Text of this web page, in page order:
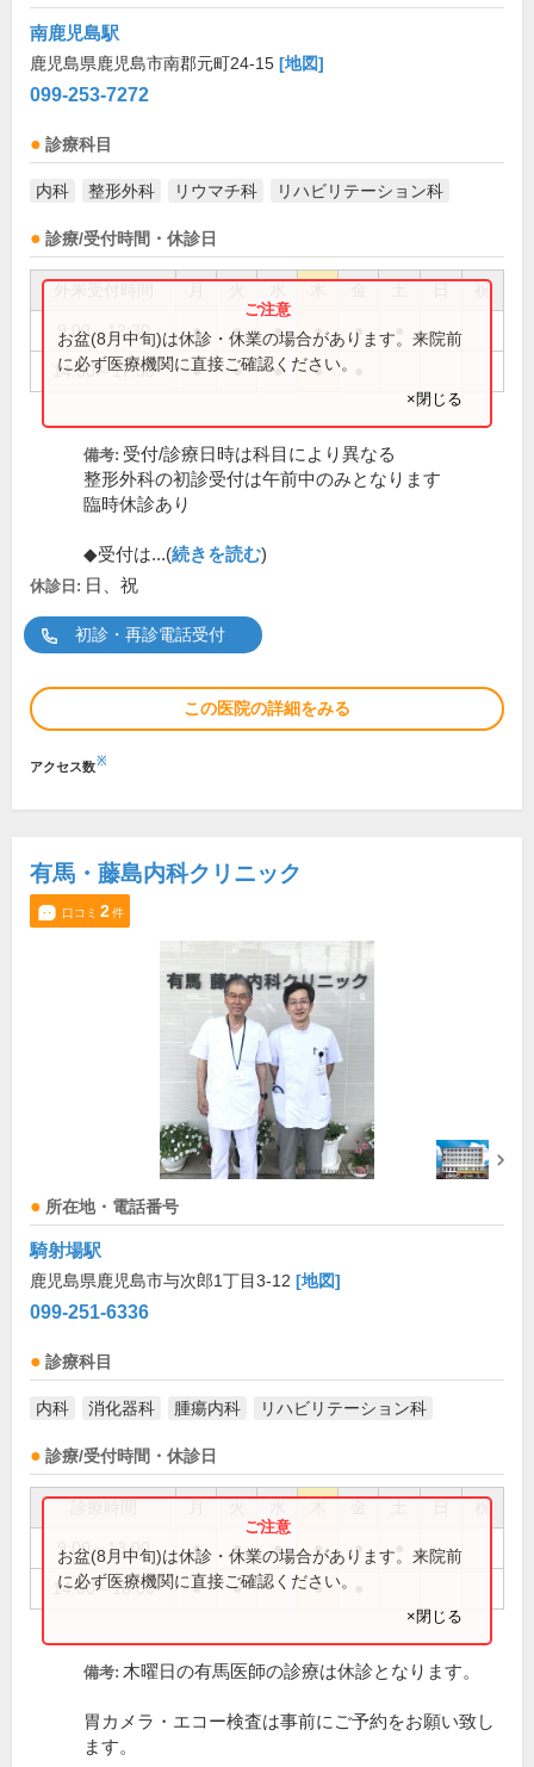
南鹿児島駅
鹿児島県鹿児島市南郡元町24-15 [地図]
099-253-7272
診療科目
内科 整形外科 リウマチ科 リハビリテーション科
診療/受付時間・休診日
祝
9:00～12:30 ● ● ● ● ●
14:30～17:30 ● ● ● ●
お盆(8月中旬)は休診・休業の場合があります。来院前
に必ず医療機関に直接ご確認ください。
×閉じる
備考: 受付/診療日時は科目により異なる
整形外科の初診受付は午前中のみとなります
臨時休診あり
◆受付は...(続きを読む)
休診日: 日、祝
初診・再診電話受付
この医院の詳細をみる
アクセス数※
有馬・藤島内科クリニック
口コミ 2件
所在地・電話番号
騎射場駅
鹿児島県鹿児島市与次郎1丁目3-12 [地図]
099-251-6336
診療科目
内科 消化器科 腫瘍内科 リハビリテーション科
診療/受付時間・休診日
祝
9:00～13:00 ● ● ● ● ●
14:00～18:00 ● ● ●
お盆(8月中旬)は休診・休業の場合があります。来院前
に必ず医療機関に直接ご確認ください。
×閉じる
備考: 木曜日の有馬医師の診療は休診となります。
胃カメラ・エコー検査は事前にご予約をお願い致し
ます。